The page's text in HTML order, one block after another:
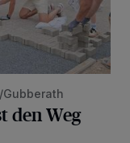
den Weg